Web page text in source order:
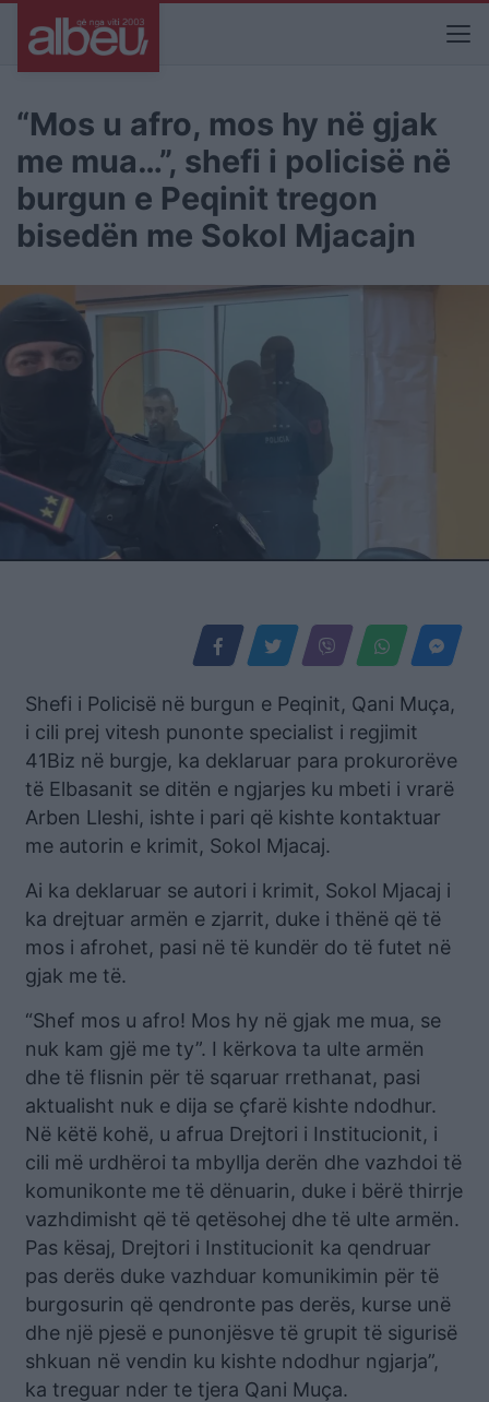
“Mos u afro, mos hy në gjak
me mua…”, shefi i policisë në
burgun e Peqinit tregon
bisedën me Sokol Mjacajn
Shefi i Policisë në burgun e Peqinit, Qani Muça,
i cili prej vitesh punonte specialist i regjimit
41Biz në burgje, ka deklaruar para prokurorëve
të Elbasanit se ditën e ngjarjes ku mbeti i vrarë
Arben Lleshi, ishte i pari që kishte kontaktuar
me autorin e krimit, Sokol Mjacaj.
Ai ka deklaruar se autori i krimit, Sokol Mjacaj i
ka drejtuar armën e zjarrit, duke i thënë që të
mos i afrohet, pasi në të kundër do të futet në
gjak me të.
“Shef mos u afro! Mos hy në gjak me mua, se
nuk kam gjë me ty”. I kërkova ta ulte armën
dhe të flisnin për të sqaruar rrethanat, pasi
aktualisht nuk e dija se çfarë kishte ndodhur.
Në këtë kohë, u afrua Drejtori i Institucionit, i
cili më urdhëroi ta mbyllja derën dhe vazhdoi të
komunikonte me të dënuarin, duke i bërë thirrje
vazhdimisht që të qetësohej dhe të ulte armën.
Pas kësaj, Drejtori i Institucionit ka qendruar
pas derës duke vazhduar komunikimin për të
burgosurin që qendronte pas derës, kurse unë
dhe një pjesë e punonjësve të grupit të sigurisë
shkuan në vendin ku kishte ndodhur ngjarja”,
ka treguar nder te tjera Qani Muça.